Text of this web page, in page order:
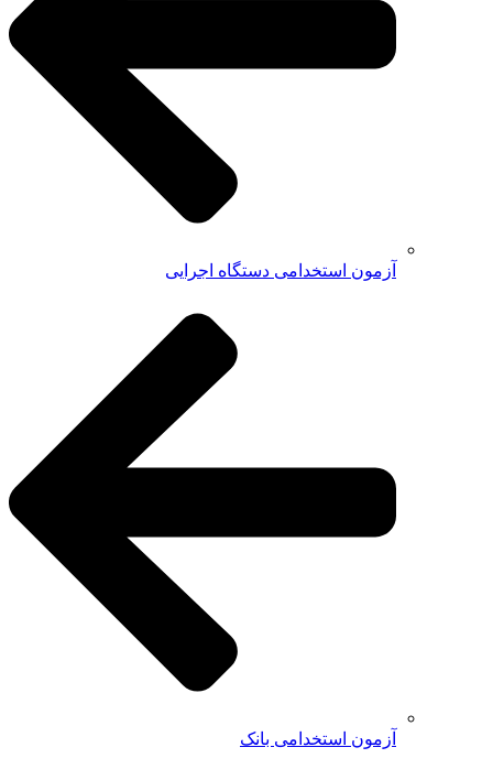
آزمون استخدامی دستگاه اجرایی
آزمون استخدامی بانک